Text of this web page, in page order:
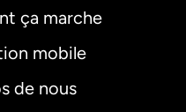
ça marche
mobile
de nous